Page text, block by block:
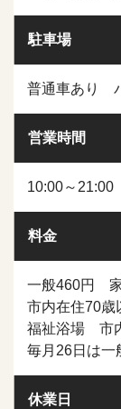
駐車場
普通車あり
営業時間
10:00～21:00
料金
一般460円
市内在住70歳
福祉浴場 市
毎月26日は一
休業日